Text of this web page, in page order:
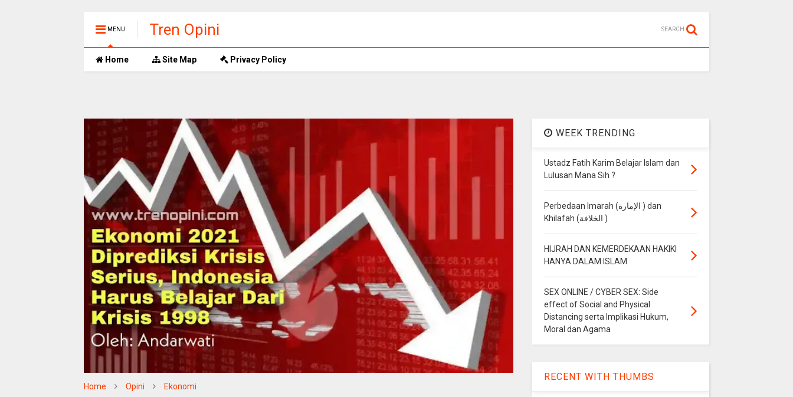
MENU Tren Opini SEARCH
Home Site Map Privacy Policy
Home Opini Ekonomi
WEEK TRENDING
Ustadz Fatih Karim Belajar Islam dan
Lulusan Mana Sih ?
Perbedaan Imarah (الإمارة ) dan
Khilafah (الخلافة )
HIJRAH DAN KEMERDEKAAN HAKIKI
HANYA DALAM ISLAM
SEX ONLINE / CYBER SEX: Side
effect of Social and Physical
Distancing serta Implikasi Hukum,
Moral dan Agama
RECENT WITH THUMBS